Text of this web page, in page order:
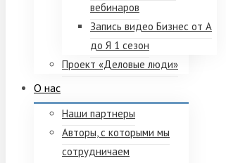
вебинаров
Запись видео Бизнес от А
до Я 1 сезон
Проект «Деловые люди»
О нас
Наши партнеры
Авторы, с которыми мы
сотрудничаем